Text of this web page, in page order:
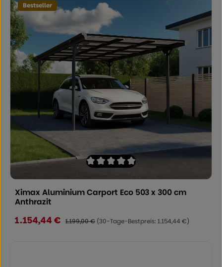
Bestseller
Durchschnittliche Bewertung von 0
Ximax Aluminium Carport Eco 503 x 300 cm
Anthrazit
Verkaufspreis:
1.154,44 € Regulärer Preis:
1.199,00 € (30-Tage-Bestpreis: 1.154,44 €)